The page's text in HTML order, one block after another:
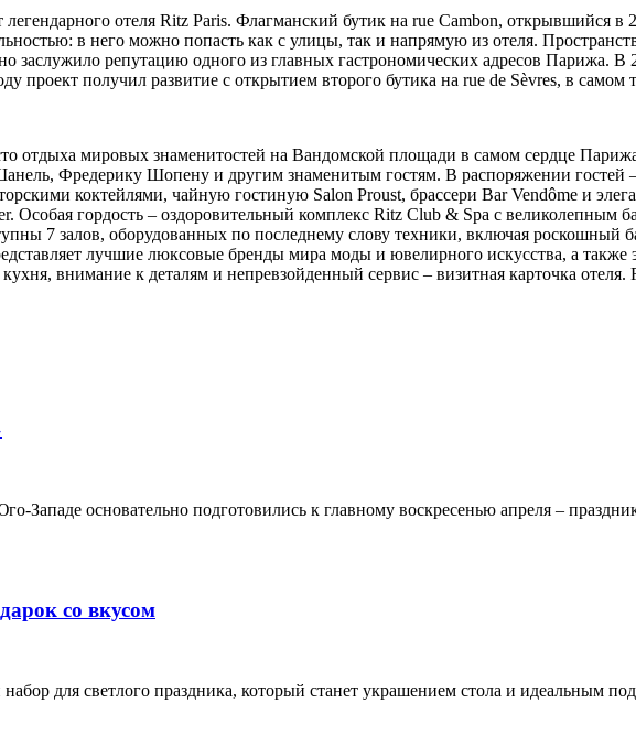
отеля Ritz Paris. Флагманский бутик на rue Cambon, открывшийся в
в него можно попасть как с улицы, так и напрямую из отеля.
заслужило репутацию одного из главных гастрономических адресов Парижа.
проект получил развитие с открытием второго бутика на rue de Sèvres, в самом
отдыха мировых знаменитостей на Вандомской площади в самом сердце
Фредерику Шопену и другим знаменитым гостям. В распоряжении гостей –
коктейлями, чайную гостиную Salon Proust, брассери Bar Vendôme и
Особая гордость – оздоровительный комплекс Ritz Club & Spa c великолепным
7 залов, оборудованных по последнему слову техники, включая роскошный
лучшие люксовые бренды мира моды и ювелирного искусства, а
внимание к деталям и непревзойденный сервис – визитная карточка
основательно подготовились к главному воскресенью апреля –
со вкусом
для светлого праздника, который станет украшением стола и идеальным